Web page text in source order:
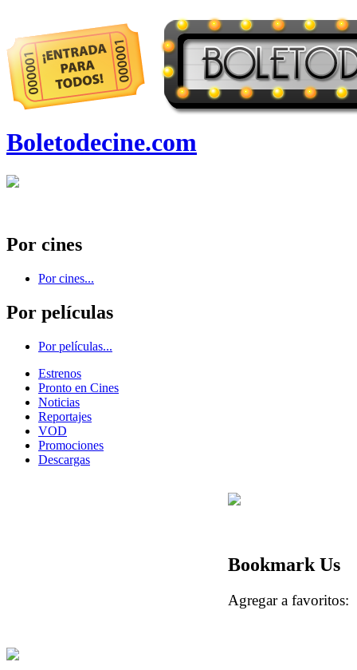
Boletodecine.com
Por cines
Por cines...
Por películas
Por películas...
Estrenos
Pronto en Cines
Noticias
Reportajes
VOD
Promociones
Descargas
Bookmark Us
Agregar a